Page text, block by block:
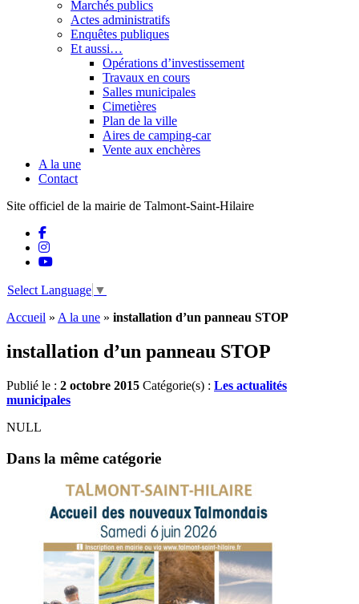
Marchés publics
Actes administratifs
Enquêtes publiques
Et aussi…
Opérations d’investissement
Travaux en cours
Salles municipales
Cimetières
Plan de la ville
Aires de camping-car
Vente aux enchères
A la une
Contact
Site officiel de la mairie de Talmont-Saint-Hilaire
Select Language ▼
Accueil » A la une » installation d’un panneau STOP
installation d’un panneau STOP
Publié le : 2 octobre 2015 Catégorie(s) : Les actualités
municipales
NULL
Dans la même catégorie